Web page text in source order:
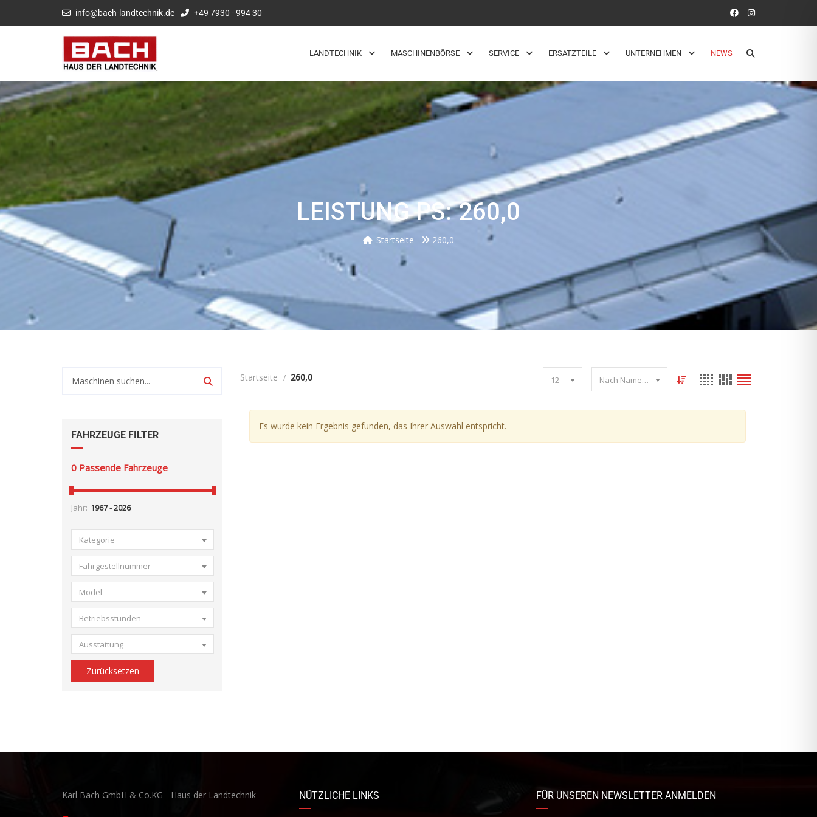
info@bach-landtechnik.de +49 7930 - 994 30
LANDTECHNIK MASCHINENBÖRSE SERVICE ERSATZTEILE UNTERNEHMEN NEWS
LEISTUNG PS: 260,0
Startseite 260,0
FAHRZEUGE FILTER
0 Passende Fahrzeuge
Jahr:
Kategorie
Fahrgestellnummer
Model
Betriebsstunden
Ausstattung
Zurücksetzen
Startseite 260,0 12 Nach Name sortieren
Es wurde kein Ergebnis gefunden, das Ihrer Auswahl entspricht.
Karl Bach GmbH & Co.KG - Haus der Landtechnik NÜTZLICHE LINKS FÜR UNSEREN NEWSLETTER ANMELDEN